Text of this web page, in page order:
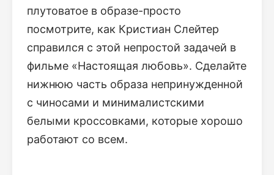
плутоватое в образе-просто
посмотрите, как Кристиан Слейтер
справился с этой непростой задачей в
фильме «Настоящая любовь». Сделайте
нижнюю часть образа непринужденной
с чиносами и минималистскими
белыми кроссовками, которые хорошо
работают со всем.